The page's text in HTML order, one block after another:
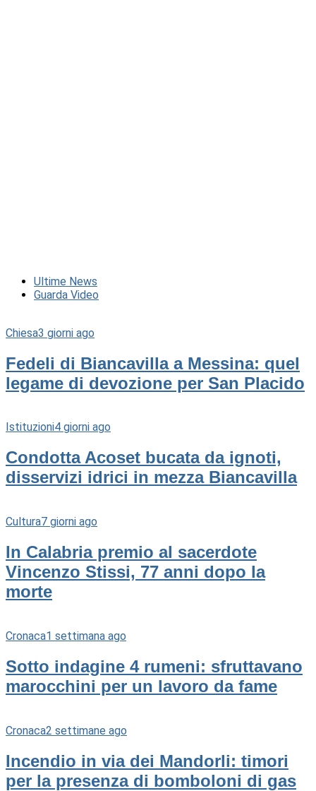
Ultime News
Guarda Video
Chiesa3 giorni ago
Fedeli di Biancavilla a Messina: quel
legame di devozione per San Placido
Istituzioni4 giorni ago
Condotta Acoset bucata da ignoti,
disservizi idrici in mezza Biancavilla
Cultura7 giorni ago
In Calabria premio al sacerdote
Vincenzo Stissi, 77 anni dopo la
morte
Cronaca1 settimana ago
Sotto indagine 4 rumeni: sfruttavano
marocchini per un lavoro da fame
Cronaca2 settimane ago
Incendio in via dei Mandorli: timori
per la presenza di bomboloni di gas